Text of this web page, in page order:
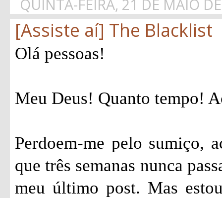
QUINTA-FEIRA, 21 DE MAIO
[Assiste aí] The Blacklist
Olá pessoas!
Meu Deus! Quanto tempo!
Perdoem-me pelo sumiço,
que três semanas nunca
meu último post. Mas